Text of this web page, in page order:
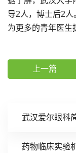
武汉爱尔眼科
药物临床实验
导2人，博士后2人
为更多的青年医生
上一篇